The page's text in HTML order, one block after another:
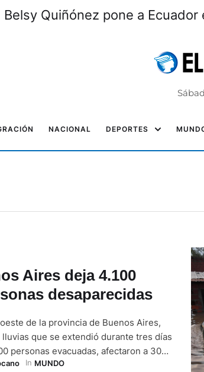
Belsy Quiñónez pone a
NACIONAL DEPORTES
Aires deja 4.100
desaparecidas
de la provincia de Buenos Aires,
que se extendió durante tres días
personas evacuadas, afectaron a 30
cuatro personas continúan
In MUNDO